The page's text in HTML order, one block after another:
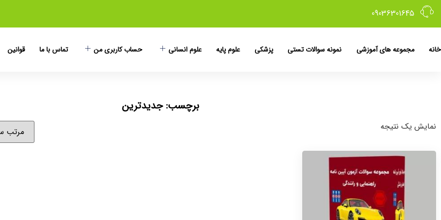
09036301645
خانه مجموعه های آموزشی نمونه سوالات تستی پزشکی علوم پایه علوم انسانی حساب کاربری من تماس با ما قوانین
برچسب: جدیدترین
نمایش یک نتیجه